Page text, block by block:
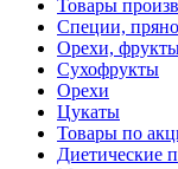
Товары
Специи,
Орехи,
Сухофрукты
Орехи
Цукаты
Товары по
Диетические